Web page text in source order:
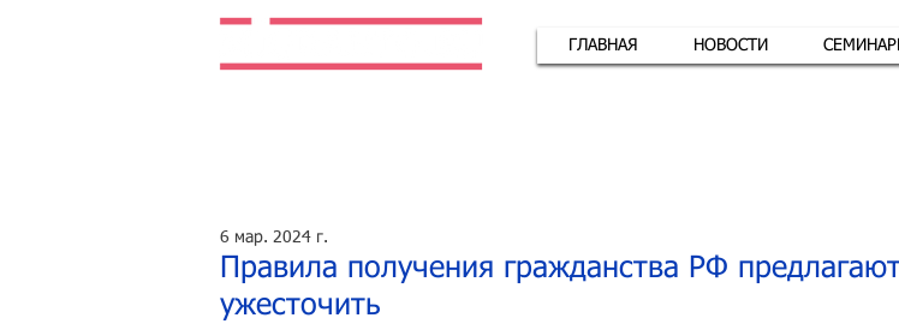
ГЛАВНАЯ НОВОСТИ
Правила получения гражданства РФ
ужесточить
6 мар. 2024 г.